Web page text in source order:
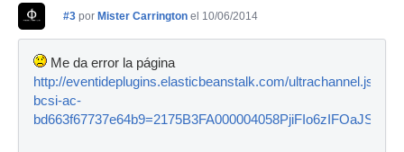
#3 por Mister Carrington el 10/06/2014
Me da error la página
http://eventideplugins.elasticbeanstalk.com/ultrachannel.jsp?
bcsi-ac-